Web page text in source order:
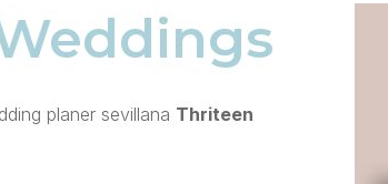
planer sevillana Thriteen